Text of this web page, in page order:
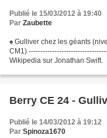
Publié le 15/03/2012 à 19:40
Par Zaubette
♠ Gulliver chez les géants
CM1)
Wikipedia sur Jonathan Swift.
Berry CE 24 -
Publié le 14/03/2012 à 19:12
Par Spinoza1670